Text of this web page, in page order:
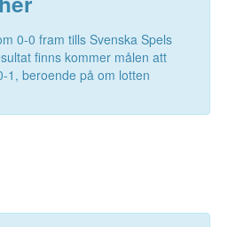
0-0 fram tills Svenska Spels
finns kommer målen att
1, beroende på om lotten